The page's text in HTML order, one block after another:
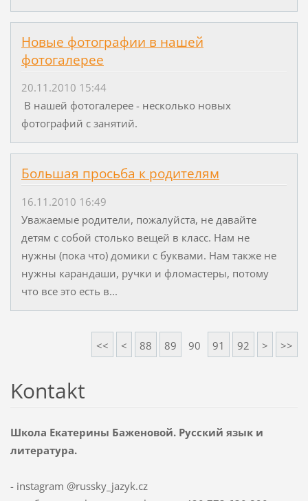
Новые фотографии в нашей
фотогалерее
20.11.2010 15:44
В нашей фотогалерее - несколько новых
фотографий с занятий.
Большая просьба к родителям
16.11.2010 16:49
Уважаемые родители, пожалуйста, не давайте
детям с собой столько вещей в класс. Нам не
нужны (пока что) домики с буквами. Нам также не
нужны карандаши, ручки и фломастеры, потому
что все это есть в...
<< < 88 89 90 91 92 > >>
Kontakt
Школа Екатерины Баженовой. Русский язык и
литература.
- instagram @russky_jazyk.cz